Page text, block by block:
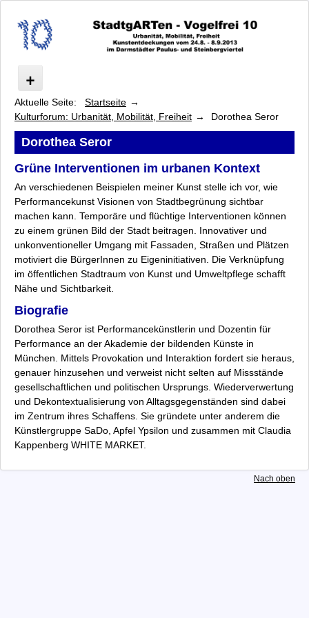
Vogelfrei
Ausstellung
Künstler
Programm
Kulturforum: Urbanität, Mobilität, Freiheit
Katherine Ball
Volker Blees
Michelle Illuminato
Arne Lösekann
Christian v. Malottki
Dorothea Seror
Käthe Wenzel
Kooperationspartner
Unterstützer und Sponsoren
Presse
Anfahrt
Vogelfrei 10 - Team
Archiv
Datenschutz
Impressum
Aktuelle Seite:
Startseite
Kulturforum: Urbanität, Mobilität, Freiheit
Dorothea Seror
Dorothea Seror
Grüne Interventionen im urbanen Kontext
An verschiedenen Beispielen meiner Kunst stelle ich vor, wie
Performancekunst Visionen von Stadtbegrünung sichtbar
machen kann. Temporäre und flüchtige Interventionen können
zu einem grünen Bild der Stadt beitragen. Innovativer und
unkonventioneller Umgang mit Fassaden, Straßen und Plätzen
motiviert die BürgerInnen zu Eigeninitiativen. Die Verknüpfung
im öffentlichen Stadtraum von Kunst und Umweltpflege schafft
Nähe und Sichtbarkeit.
Biografie
Dorothea Seror ist Performancekünstlerin und Dozentin für
Performance an der Akademie der bildenden Künste in
München. Mittels Provokation und Interaktion fordert sie heraus,
genauer hinzusehen und verweist nicht selten auf Missstände
gesellschaftlichen und politischen Ursprungs. Wiederverwertung
und Dekontextualisierung von Alltagsgegenständen sind dabei
im Zentrum ihres Schaffens. Sie gründete unter anderem die
Künstlergruppe SaDo, Apfel Ypsilon und zusammen mit Claudia
Kappenberg WHITE MARKET.
Nach oben